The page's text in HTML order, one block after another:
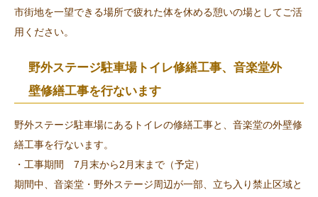
市街地を一望できる場所で疲れた体を休める憩いの場としてご活
用ください。
野外ステージ駐車場トイレ修繕工事、音楽堂外
壁修繕工事を行ないます
野外ステージ駐車場にあるトイレの修繕工事と、音楽堂の外壁修
繕工事を行ないます。
・工事期間 7月末から2月末まで（予定）
期間中、音楽堂・野外ステージ周辺が一部、立ち入り禁止区域と